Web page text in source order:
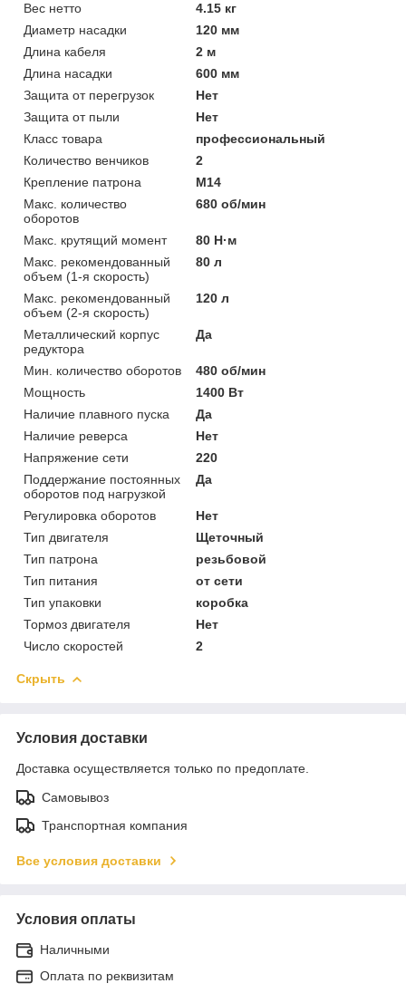
Вес нетто
4.15 кг
Диаметр насадки
120 мм
Длина кабеля
2 м
Длина насадки
600 мм
Защита от перегрузок
Нет
Защита от пыли
Нет
Класс товара
профессиональный
Количество венчиков
2
Крепление патрона
М14
Макс. количество
оборотов
680 об/мин
Макс. крутящий момент
80 Н·м
Макс. рекомендованный
объем (1-я скорость)
80 л
Макс. рекомендованный
объем (2-я скорость)
120 л
Металлический корпус
редуктора
Да
Мин. количество оборотов
480 об/мин
Мощность
1400 Вт
Наличие плавного пуска
Да
Наличие реверса
Нет
Напряжение сети
220
Поддержание постоянных
оборотов под нагрузкой
Да
Регулировка оборотов
Нет
Тип двигателя
Щеточный
Тип патрона
резь­бо­вой
Тип питания
от сети
Тип упаковки
коробка
Тормоз двигателя
Нет
Число скоростей
2
Скрыть
Условия доставки
Доставка осуществляется только по предоплате.
Самовывоз
Транспортная компания
Все условия доставки
Условия оплаты
Наличными
Оплата по реквизитам